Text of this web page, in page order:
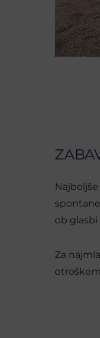
ob glasbi
Za